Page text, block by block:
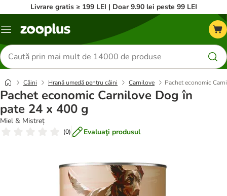
Livrare gratis ≥ 199 LEI | Doar 9.90 lei peste 99 LEI
Categorii
Căutare
produse
Câini Hrană umedă pentru câini Carnilove Pachet economic
Pachet economic Carnilove Dog în
pate 24 x 400 g
Miel & Mistreț
(0) Evaluaţi produsul